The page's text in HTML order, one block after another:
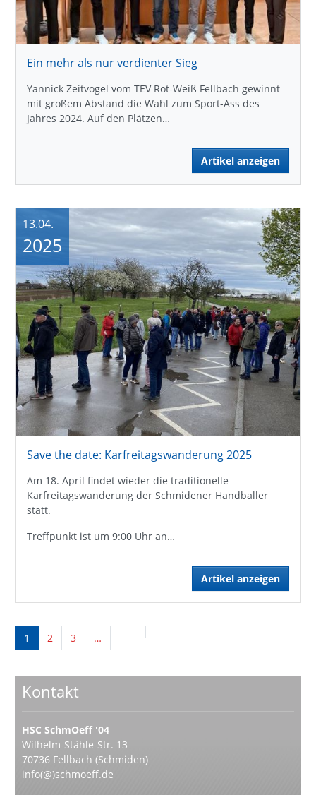
Ein mehr als nur verdienter Sieg
Yannick Zeitvogel vom TEV Rot-Weiß Fellbach gewinnt
mit großem Abstand die Wahl zum Sport-Ass des
Jahres 2024. Auf den Plätzen…
Artikel anzeigen
Save the date: Karfreitagswanderung 2025
Am 18. April findet wieder die traditionelle
Karfreitagswanderung der Schmidener Handballer
statt.
Treffpunkt ist um 9:00 Uhr an…
Artikel anzeigen
13.04.
2025
1 2 3 …
Kontakt
HSC SchmOeff '04
Wilhelm-Stähle-Str. 13
70736 Fellbach (Schmiden)
info(@)schmoeff.de